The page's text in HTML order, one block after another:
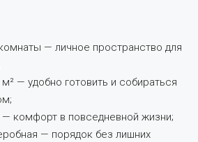
— личное пространство для
— удобно готовить и собираться
— комфорт в повседневной жизни;
— порядок без лишних